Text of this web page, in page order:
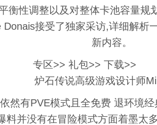
衡性调整以及对整体卡池容量规
Donais接受了独家采访,详细解析
新内容。
专区>> 礼包>> 下载>>
炉石传说高级游戏设计师
然有PVE模式且全免费 退环境
料并没有在冒险模式方面着墨太